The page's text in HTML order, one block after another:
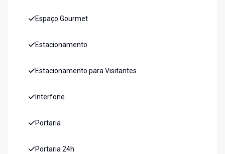
Espaço Gourmet
Estacionamento
Estacionamento para Visitantes
Interfone
Portaria
Portaria 24h